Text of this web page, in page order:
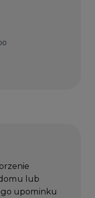
lub
upominku